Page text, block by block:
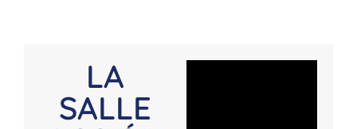
LA
SALLE